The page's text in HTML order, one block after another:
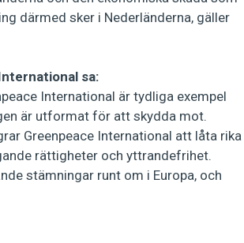
därmed sker i Nederländerna, gäller
sa:
International är tydliga exempel
är utformat för att skydda mot.
Greenpeace International att låta rika
rättigheter och yttrandefrihet.
stämningar runt om i Europa, och